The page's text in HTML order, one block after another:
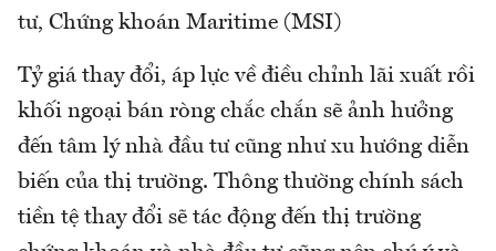
tư, Chứng khoán Maritime (MSI)
Tỷ giá thay đổi, áp lực về điều chỉnh lãi xuất rồi
khối ngoại bán ròng chắc chắn sẽ ảnh hưởng
đến tâm lý nhà đầu tư cũng như xu hướng diễn
biến của thị trường. Thông thường chính sách
tiền tệ thay đổi sẽ tác động đến thị trường